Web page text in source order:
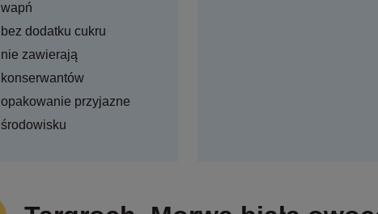
wapń
bez dodatku cukru
nie zawierają
konserwantów
opakowanie przyjazne
środowisku